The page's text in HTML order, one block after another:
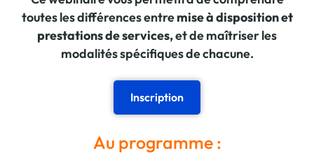
toutes les différences entremise à disposition et
prestations de services,et de maîtriser les
modalités spécifiques de chacune.
Inscription
Au programme :